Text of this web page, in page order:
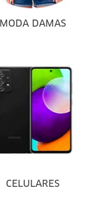
MODA DAMAS
CELULARES